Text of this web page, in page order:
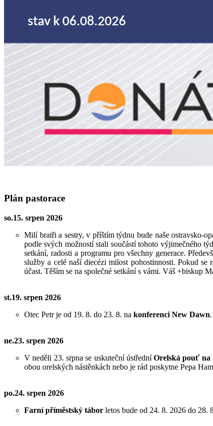
Plán pastorace
so.15. srpen 2026
Milí bratři a sestry,v příštím týdnu bude naše ostravsko-
podle svých možností stali součástí tohoto výjimečného
setkání, radosti a programu pro všechny generace.
služby a celé naší diecézi milost pohostinnosti. Pokud
účast. Těším se na společné setkání s vámi. Váš +biskup
st.19. srpen 2026
Otec Petr je od 19. 8. do 23. 8. na konferenci New Dawn
ne.23. srpen 2026
V neděli 23. srpna se uskuteční ústředníOrelská pouť na
obou orelských nástěnkách nebo je rád poskytne Pepa
po.24. srpen 2026
Farní příměstský tábor letos bude od 24. 8. 2026 do 28.